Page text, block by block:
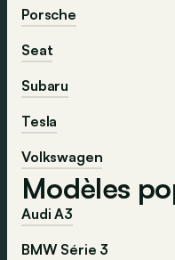
Porsche
Seat
Subaru
Tesla
Volkswagen
Modèles
Audi A3
BMW Série 3